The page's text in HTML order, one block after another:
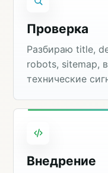
Проверка
Разбираю title,
robots, sitemap,
технические
Внедрение